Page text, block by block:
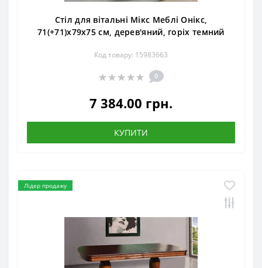
Стіл для вітальні Мікс Меблі Онікс,
71(+71)x79x75 см, дерев'яний, горіх темний
Код товару: 15983663
0
7 384.00 грн.
КУПИТИ
Лідер продажу